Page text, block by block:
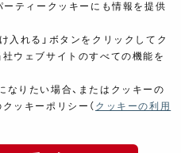
ーティークッキーにも情報を提供
入れる」ボタンをクリックしてク
ウェブサイトのすべての機能を
りたい場合、またはクッキーの
ッキーポリシー（ クッキーの利用